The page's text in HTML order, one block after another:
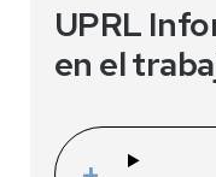
UPRL
en el